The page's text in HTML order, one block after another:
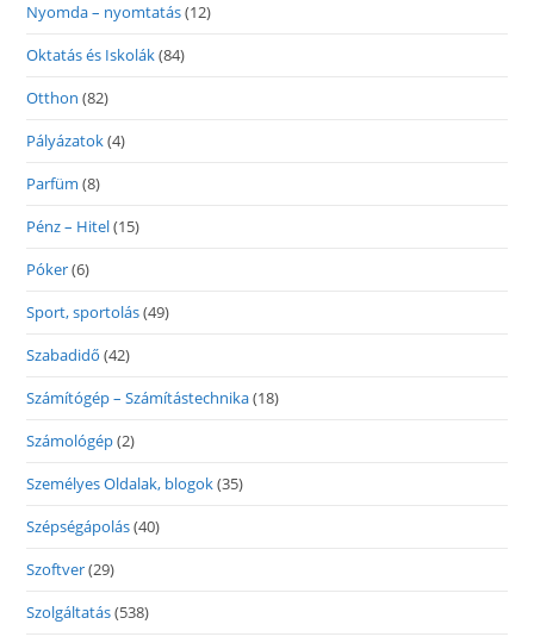
Nyomda – nyomtatás(12)
Oktatás és Iskolák(84)
Otthon (82)
Pályázatok(4)
Parfüm (8)
Pénz – Hitel(15)
Póker(6)
Sport, sportolás(49)
Szabadidő (42)
Számítógép – Számítástechnika(18)
Számológép(2)
Személyes Oldalak, blogok(35)
Szépségápolás(40)
Szoftver(29)
Szolgáltatás(538)